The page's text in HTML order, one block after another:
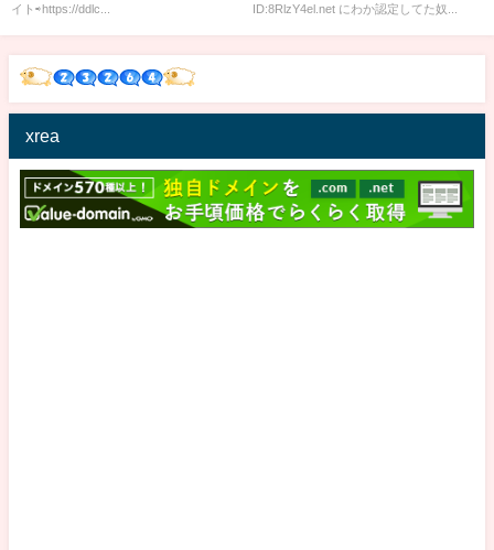
イト⇨https://ddlc...
ID:8RlzY4el.net にわか認定してた奴...
xrea